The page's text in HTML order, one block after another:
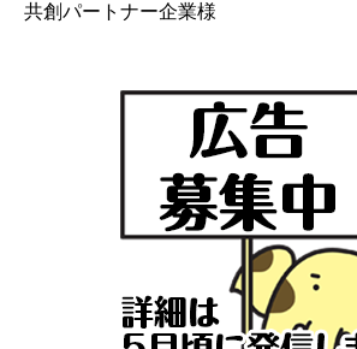
共創パートナー企業様